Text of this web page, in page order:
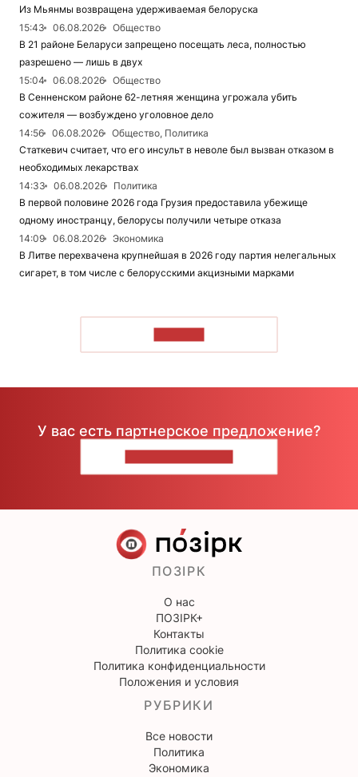
Из Мьянмы возвращена удерживаемая белоруска
15:43
06.08.2026
Общество
В 21 районе Беларуси запрещено посещать леса, полностью
разрешено — лишь в двух
15:04
06.08.2026
Общество
В Сенненском районе 62-летняя женщина угрожала убить
сожителя — возбуждено уголовное дело
14:56
06.08.2026
Общество, Политика
Статкевич считает, что его инсульт в неволе был вызван отказом в
необходимых лекарствах
14:33
06.08.2026
Политика
В первой половине 2026 года Грузия предоставила убежище
одному иностранцу, белорусы получили четыре отказа
14:09
06.08.2026
Экономика
В Литве перехвачена крупнейшая в 2026 году партия нелегальных
сигарет, в том числе с белорусскими акцизными марками
У вас есть партнерское предложение?
ПОЗІРК
О нас
ПОЗІРК+
Контакты
Политика cookie
Политика конфиденциальности
Положения и условия
РУБРИКИ
Все новости
Политика
Экономика